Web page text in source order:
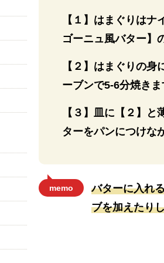
【１】はまぐりは
ゴーニュ風バター】
【２】はまぐりの
ーブンで5-6分焼き
【３】皿に【２】
ターをパンにつけな
memo
バターに入れ
ブを加えたり